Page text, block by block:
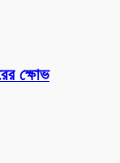
ক্ষোভ